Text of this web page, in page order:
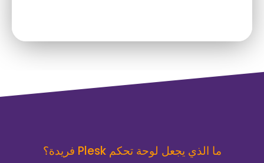
ما الذي يجعل لوحة تحكم Plesk فريدة؟